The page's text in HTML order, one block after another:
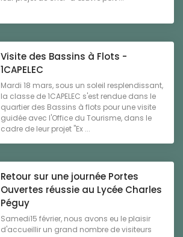
Visite des Bassins à Flots -
1CAPELEC
Mardi 18 mars, sous un soleil resplendissant,
la classe de 1CAPELEC s'est rendue dans le
quartier des Bassins à flots pour une visite
guidée avec l'Office du Tourisme, dans le
cadre de leur projet "Ex ...
Retour sur une journée Portes
Ouvertes réussie au Lycée Charles
Péguy
Samedi15 février, nous avons eu le plaisir
d'accueillir un grand nombre de visiteurs